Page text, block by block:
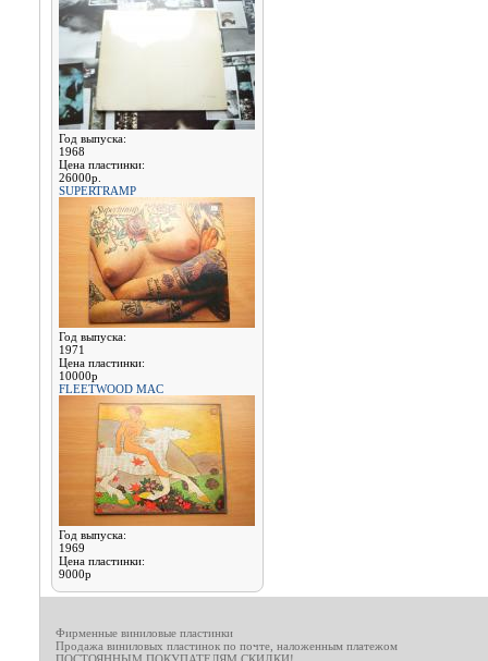
Год выпуска:
1968
Цена пластинки:
26000р.
SUPERTRAMP
Год выпуска:
1971
Цена пластинки:
10000р
FLEETWOOD MAC
Год выпуска:
1969
Цена пластинки:
9000р
Фирменные виниловые пластинки
Продажа виниловых пластинок по почте, наложенным платежом